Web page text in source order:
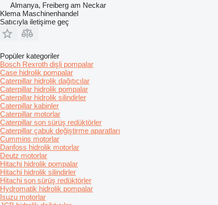
Almanya, Freiberg am Neckar
Klema Maschinenhandel
Satıcıyla iletişime geç
Popüler kategoriler
Bosch Rexroth dişli pompalar
Case hidrolik pompalar
Caterpillar hidrolik dağıtıcılar
Caterpillar hidrolik pompalar
Caterpillar hidrolik silindirler
Caterpillar kabinler
Caterpillar motorlar
Caterpillar son sürüş redüktörler
Caterpillar çabuk değiştirme aparatları
Cummins motorlar
Danfoss hidrolik motorlar
Deutz motorlar
Hitachi hidrolik pompalar
Hitachi hidrolik silindirler
Hitachi son sürüş redüktörler
Hydromatik hidrolik pompalar
Isuzu motorlar